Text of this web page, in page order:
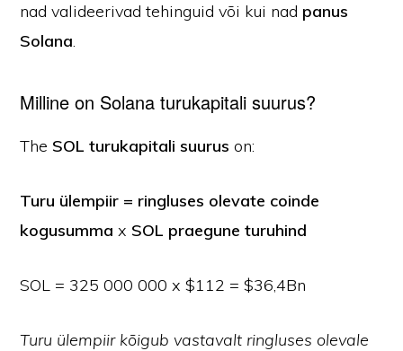
nad valideerivad tehinguid või kui nad panus
Solana.
Milline on Solana turukapitali suurus?
The SOL turukapitali suurus on:
Turu ülempiir = ringluses olevate coinde
kogusummax SOL praegune turuhind
SOL = 325 000 000 x $112 = $36,4Bn
Turu ülempiir kõigub vastavalt ringluses olevale